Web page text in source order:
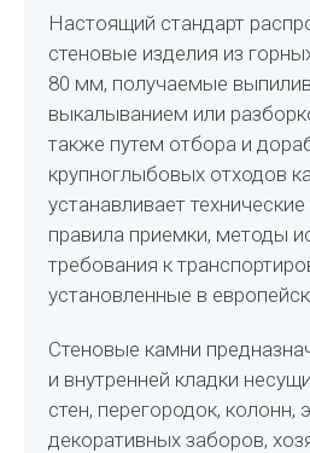
Настоящий стандарт
стеновые изделия из
80 мм, получаемые
выкалыванием или
также путем отбора и
крупноглыбовых отходов
устанавливает
правила приемки, методы
требования к
установленные в
Стеновые камни
и внутренней кладки
стен, перегородок, колонн,
декоративных заборов,